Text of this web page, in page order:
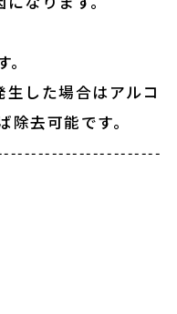
した場合はアルコ
去可能です。